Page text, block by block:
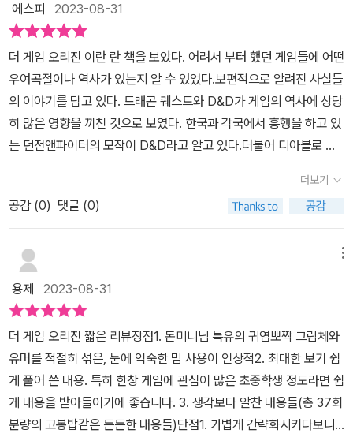
평소 판타지 소설 읽을 때 폼멜이라는 단어가 나올 때마다 대충 이해
하고 굳이 찾아보진 않고 넘겼더니만... 게임과 소설 속에 등장하는 각
종 현란한 기술과 용어를 <더 게임 오리진>을 보면서 이제서야 확실
하게 이해하게 된 지식이 한가득합니다. 만화로 보여주니 직관적으로
이해할 수 있습니다.​게임은 게임일 뿐, 실제와는 다르다는 점도 콕콕
짚어주고 있어 배꼽 잡으며 웃는 일도 많았습니다. 야리야리한 엘프
궁수 이미지 덕분에 활캐 이미지는 선입견이 있지요. 이처럼 게임 속
이미지가 어떻게 실제와 다르게 창작된 이미지로 변했는지, 그 와중
에 고증대로 잘 반영된 것들은 무엇인지 짚어줍니다.​RPG 하면 떠오
어떻게 만들어졌는지 게임에 등장하는 캐릭터와 구성 요소들의 원류
를 찾아내는 여정이 흥미진진합니다.​〈던전 앤 드래곤〉, 〈드래곤 퀘스
트〉, 〈디아블로〉, 〈워해머〉, 〈던전앤파이터〉 등 추억의 게임을 떠올리
게 하고, RPG 게임과 판타지 소설에 대한 이해도를 높여 더 즐겁게
빠져들 수 있게 합니다. 모험과 전투, 우정과 결의가 담긴 RPG 게임
과 판타지 소설의 세계관을 이해할 수 있게 도와주는 <더 게임 오리
진>. 게임과 이야기의 세계를 더욱 풍성하게 즐길 수 있는 시간입니
다.​- 출판사로부터 도서를 제공받았습니다
에스피 2023-08-31
더 게임 오리진 이란 란 책을 보았다. 어려서 부터 했던 게임들에 어떤
우여곡절이나 역사가 있는지 알 수 있었다.보편적으로 알려진 사실들
의 이야기를 담고 있다. 드래곤 퀘스트와 D&D가 게임의 역사에 상당
히 많은 영향을 끼친 것으로 보였다. 한국과 각국에서 흥행을 하고 있
는 던전앤파이터의 모작이 D&D라고 알고 있다.더불어 디아블로 역
잘 휘두르고 마법도 잘 쓴다.주인공 설정이니까 이렇게 가는 것으로
보인다.동양과 다르게 서양에서는 비교적 지방 세력이 강했기 때문에
용사라는 개념이 등장할 수 있던 것으로 보인다. 중세의 연금술 역시
게임 설정에 많이 녹아 들어가 있고 엘프의 원래 이미지와는 다르게
반지의 제왕에서 미화되었으며 JRPG에서 모에화 된 것으로 보인
다. 여담으로 연금술에 많은 은시간을 들인 뉴턴은 정말 대단한 사람
이다. 그가 남긴 수식에 조금만 살을 붙여서 미적분을 사용하기 시작
하면 거시 세계를 거진 다 표현할 수 있다고 생각하는데 그 수식이 기
계공학과 등에서 다루는 수준을 봤을 때, 이해하기 쉽지 않다고 볼 수
있다.그런 것을 뉴턴은 혼자서 세상의 현상을 어떻게 설명해야 하는
지 생각했고 필요한 수학인 미적분 까지 만들어서 세상을 기술했다고
볼 수 있다.​이 글은 골든래빗으로 부터 책을 증정받아 작성되었습니
더보기
공감 (0) 댓글 (0)
용제 2023-08-31
더 게임 오리진 짧은 리뷰장점1. 돈미니님 특유의 귀염뽀짝 그림체와
유머를 적절히 섞은, 눈에 익숙한 밈 사용이 인상적2. 최대한 보기 쉽
게 풀어 쓴 내용. 특히 한창 게임에 관심이 많은 초중학생 정도라면 쉽
게 내용을 받아들이기에 좋습니다. 3. 생각보다 알찬 내용들(총 37회
분량의 고봉밥같은 든든한 내용들)단점1. 가볍게 간략화시키다보니